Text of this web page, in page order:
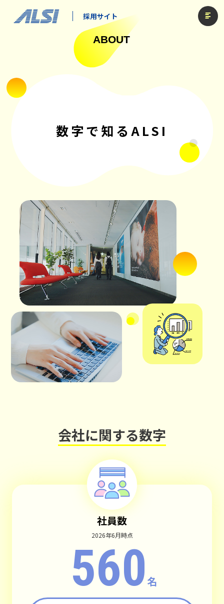
採用サイト
ABOUT
数字で知るALSI
会社に関する数字
社員数
2026年6月時点
560 名